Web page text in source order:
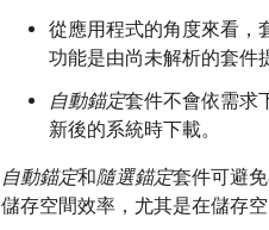
從應用程式的角度來看，
功能是由尚未解析的套件
自動錨定套件不會依需求
新後的系統時下載。
自動錨定和隨選錨定套件可避
儲存空間效率，尤其是在儲存空